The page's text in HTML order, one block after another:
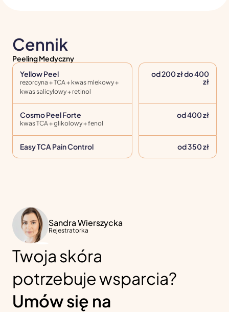
Cennik
Peeling Medyczny
Yellow Peel
rezorcyna + TCA + kwas mlekowy +
kwas salicylowy + retinol
od 200 zł do 400
zł
Cosmo Peel Forte
kwas TCA + glikolowy + fenol
od 400 zł
Easy TCA Pain Control od 350 zł
Sandra Wierszycka
Rejestratorka
Twoja skóra
potrzebuje wsparcia?
Umów się na